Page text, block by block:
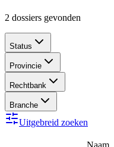
2 dossiers gevonden
Status
Provincie
Rechtbank
Branche
Uitgebreid zoeken
Naam